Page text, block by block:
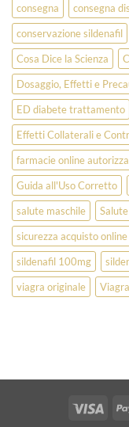
consegna
consegna
conservazione sildenafil
Cosa Dice la Scienza
Dosaggio, Effetti e
ED diabete trattamento
Effetti Collaterali e
farmacie online
Guida all'Uso Corretto
salute maschile
sicurezza acquisto online
sildenafil 100mg
viagra originale
Visa